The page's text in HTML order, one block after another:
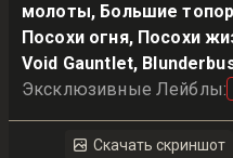
молоты, Большие
Посохи огня, Посохи
Void Gauntlet,
Эксклюзивные Лейблы:
Скачать скриншот